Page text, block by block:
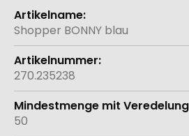
Weitere
Informationen
Shopper BONNY blau
270.235238
50